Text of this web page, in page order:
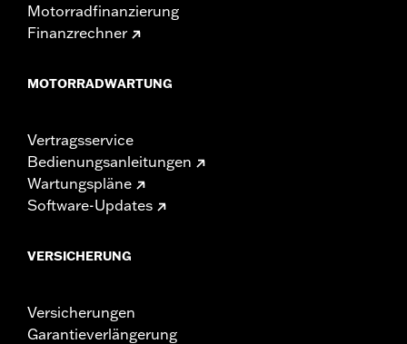
Motorradfinanzierung
Finanzrechner
MOTORRADWARTUNG
Vertragsservice
Bedienungsanleitungen
Wartungspläne
Software-Updates
VERSICHERUNG
Versicherungen
Garantieverlängerung